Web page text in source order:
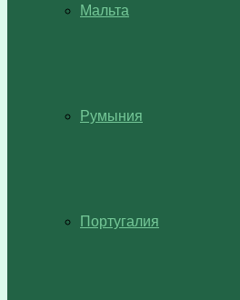
Мальта
Румыния
Португалия